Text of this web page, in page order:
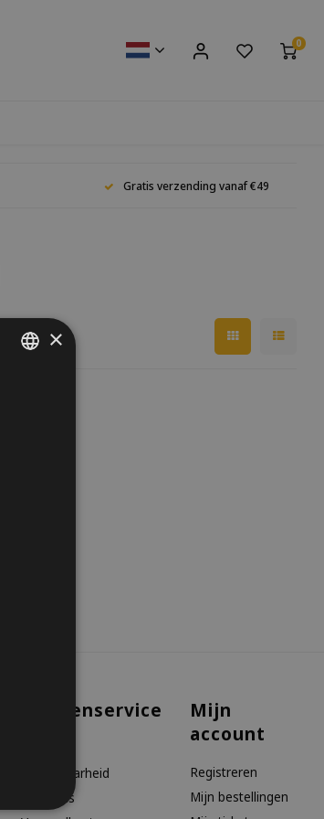
0
Gratis verzending vanaf €49
Klantenservice
Bereikbaarheid
Over ons
Mijn
account
Registreren
Mijn bestellingen
×